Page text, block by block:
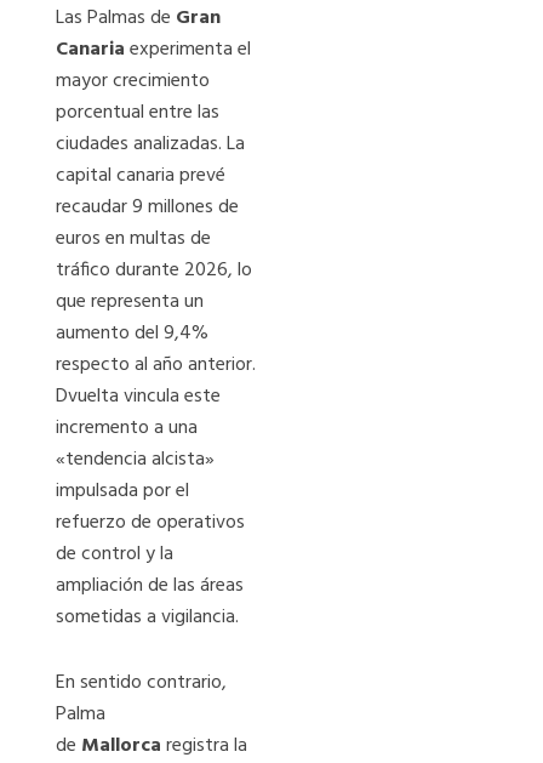
Las Palmas de Gran
Canariaexperimenta el
mayor crecimiento
porcentual entre las
ciudades analizadas. La
capital canaria prevé
recaudar 9 millones de
euros en multas de
tráfico durante 2026, lo
que representa un
aumento del 9,4%
respecto al año anterior.
Dvuelta vincula este
incremento a una
«tendencia alcista»
impulsada por el
refuerzo de operativos
de control y la
ampliación de las áreas
sometidas a vigilancia.
En sentido contrario,
Palma
de Mallorcaregistra la